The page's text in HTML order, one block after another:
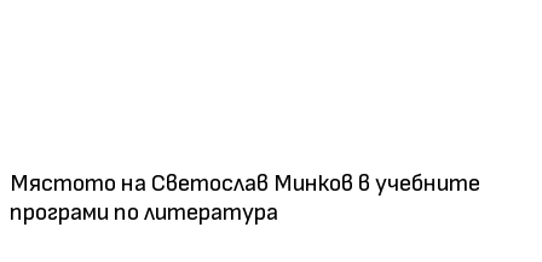
Мястото на Светослав Минков в учебните
програми по литература